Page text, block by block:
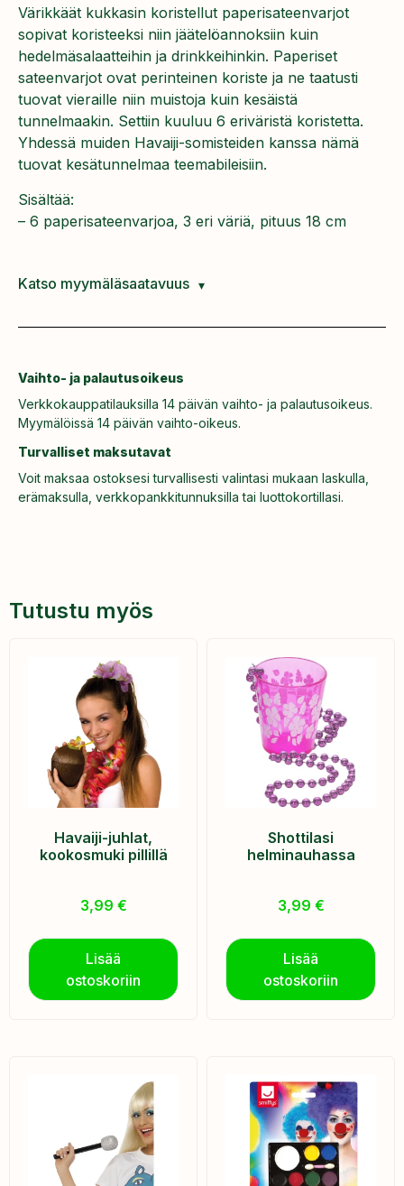
Värikkäät kukkasin koristellut paperisateenvarjot
sopivat koristeeksi niin jäätelöannoksiin kuin
hedelmäsalaatteihin ja drinkkeihinkin. Paperiset
sateenvarjot ovat perinteinen koriste ja ne taatusti
tuovat vieraille niin muistoja kuin kesäistä
tunnelmaakin. Settiin kuuluu 6 eriväristä koristetta.
Yhdessä muiden Havaiji-somisteiden kanssa nämä
tuovat kesätunnelmaa teemabileisiin.
Sisältää:
– 6 paperisateenvarjoa, 3 eri väriä, pituus 18 cm
Katso myymäläsaatavuus
Vaihto- ja palautusoikeus
Verkkokauppatilauksilla 14 päivän vaihto- ja palautusoikeus.
Myymälöissä 14 päivän vaihto-oikeus.
Turvalliset maksutavat
Voit maksaa ostoksesi turvallisesti valintasi mukaan laskulla,
erämaksulla, verkkopankkitunnuksilla tai luottokortillasi.
Tutustu myös
Havaiji-juhlat,
kookosmuki pillillä
3,99 €
Lisää
ostoskoriin
Shottilasi
helminauhassa
3,99 €
Lisää
ostoskoriin